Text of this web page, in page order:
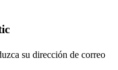
su dirección de correo